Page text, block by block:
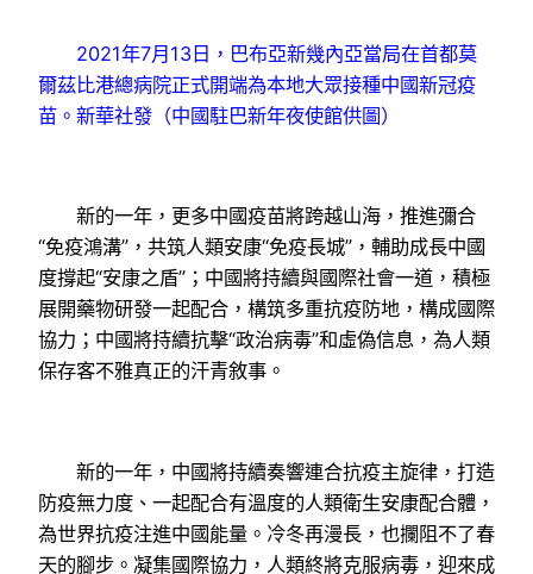
2021年7月13日，巴布亞新幾內亞當局在首都莫
爾茲比港總病院正式開端為本地大眾接種中國新冠疫
苗。新華社發（中國駐巴新年夜使館供圖）
新的一年，更多中國疫苗將跨越山海，推進彌合
“免疫鴻溝”，共筑人類安康“免疫長城”，輔助成長中國
度撐起“安康之盾”；中國將持續與國際社會一道，積極
展開藥物研發一起配合，構筑多重抗疫防地，構成國際
協力；中國將持續抗擊“政治病毒”和虛偽信息，為人類
保存客不雅真正的汗青敘事。
新的一年，中國將持續奏響連合抗疫主旋律，打造
防疫無力度、一起配合有溫度的人類衛生安康配合體，
為世界抗疫注進中國能量。冷冬再漫長，也攔阻不了春
天的腳步。凝集國際協力，人類終將克服病毒，迎來成